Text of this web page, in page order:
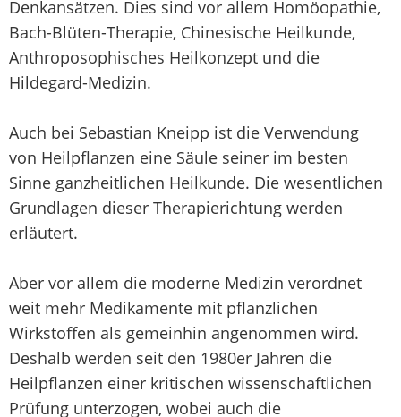
Denkansätzen. Dies sind vor allem Homöopathie,
Bach-Blüten-Therapie, Chinesische Heilkunde,
Anthroposophisches Heilkonzept und die
Hildegard-Medizin.
Auch bei Sebastian Kneipp ist die Verwendung
von Heilpflanzen eine Säule seiner im besten
Sinne ganzheitlichen Heilkunde. Die wesentlichen
Grundlagen dieser Therapierichtung werden
erläutert.
Aber vor allem die moderne Medizin verordnet
weit mehr Medikamente mit pflanzlichen
Wirkstoffen als gemeinhin angenommen wird.
Deshalb werden seit den 1980er Jahren die
Heilpflanzen einer kritischen wissenschaftlichen
Prüfung unterzogen, wobei auch die